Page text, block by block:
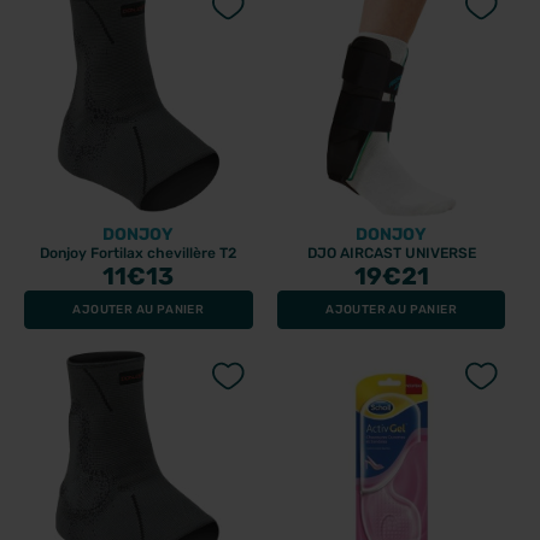
DONJOY
Donjoy Fortilax chevillère T2
11€13
AJOUTER AU PANIER
DONJOY
DJO AIRCAST UNIVERSE
19€21
AJOUTER AU PANIER